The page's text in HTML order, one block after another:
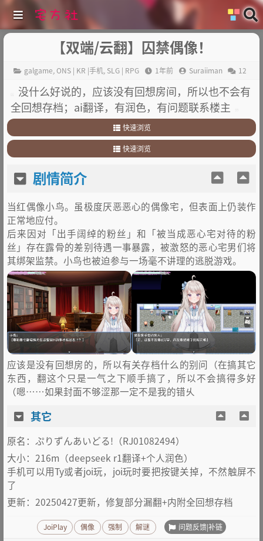
【双端/云翻】囚禁偶像！
galgame,ONS | KR |手机, SLG | RPG 1年前 Suraiiman 12
没什么好说的，应该没有回想房间，所以也不会有
全回想存档；ai翻译，有润色，有问题联系楼主
快速浏览
1.剧情简介
2.其它
快速浏览
2.其它剧情简介
当红偶像小鸟。虽极度厌恶恶心的偶像宅，但表面上仍装作
正常地应付。
后来因对「出手阔绰的粉丝」和「被当成恶心宅对待的粉
丝」存在露骨的差别待遇一事暴露，被激怒的恶心宅男们将
其绑架监禁。小鸟也被迫参与一场毫不讲理的逃脱游戏。
应该是没有回想房的，所以有关存档什么的别问（在搞其它
东西，翻这个只是一气之下顺手搞了，所以不会搞得多好
（嗯……如果封面不够涩那一定不是我的错乆
其它
原名：ぷりずんあいどる!（RJ01082494）
大小：216m（deepseek r1翻译+个人润色）
手机可以用Ty或者joi玩，joi玩时要把按键关掉，不然触屏不
了
更新：20250427更新，修复部分漏翻+内附全回想存档
JoiPlay 偶像 强制 解谜 问题反馈|补链